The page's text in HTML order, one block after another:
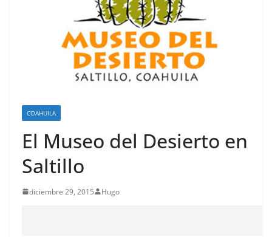
COAHUILA
El Museo del Desierto en
Saltillo
diciembre 29, 2015 Hugo